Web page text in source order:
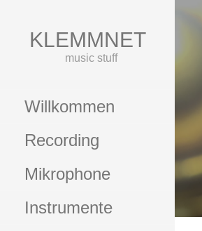
KLEMMNET
music stuff
Willkommen
Recording
Mikrophone
Instrumente